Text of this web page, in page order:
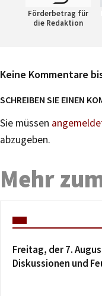
Förderbetrag für
die Redaktion
Keine Kommentare
SCHREIBEN SIE EINEN
Sie müssen
abzugeben.
Mehr
Freitag, der 7.
Diskussionen und